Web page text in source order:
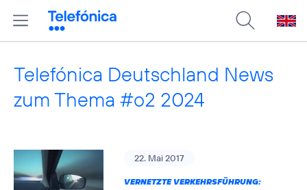
Telefónica Deutschland News
zum Thema #o2 2024
22. Mai 2017
VERNETZTE VERKEHRSFÜHRUNG: